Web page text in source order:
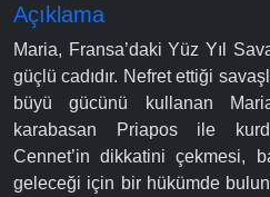
Açıklama
Maria, Fransa’daki Yüz Yıl
güçlü cadıdır. Nefret ettiği
büyü gücünü kullanan
karabasan Priapos ile
Cennet’in dikkatini çekmesi,
geleceği için bir hükümde